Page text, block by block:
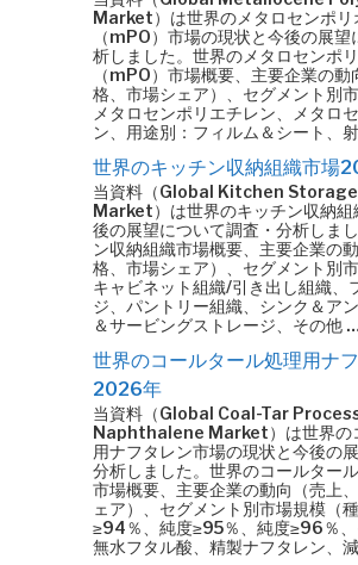
Market）は世界のメタロセンポリ
（mPO）市場の現状と今後の展
析しました。世界のメタロセンポ
（mPO）市場概要、主要企業の
格、市場シェア）、セグメント別
メタロセンポリエチレン、メタロ
ン、用途別：フィルム＆シート、
世界のキッチン収納組織市場
当資料（Global Kitchen
Market）は世界のキッチン収納組
後の展望について調査・分析しま
ン収納組織市場概要、主要企業の
格、市場シェア）、セグメント別
キャビネット組織/引き出し組織、
ジ、パントリー組織、シンク＆ア
＆サービングストレージ、その他
世界のコールタール処理用ナ
2026年
当資料（Global Coal-Tar
Naphthalene Market）は世界の
用ナフタレン市場の現状と今後の
分析しました。世界のコールター
市場概要、主要企業の動向（売上
ェア）、セグメント別市場規模（
≥94％、純度≥95％、純度≥96％、
無水フタル酸、精製ナフタレン、